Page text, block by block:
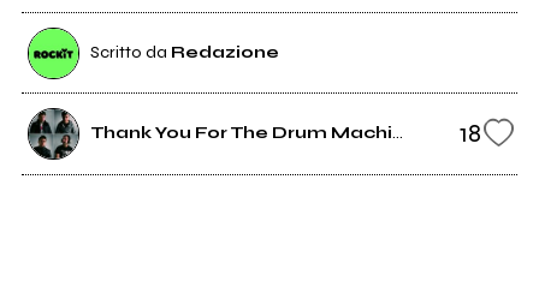
Scritto da Redazione
Thank You For The Drum Machine 18